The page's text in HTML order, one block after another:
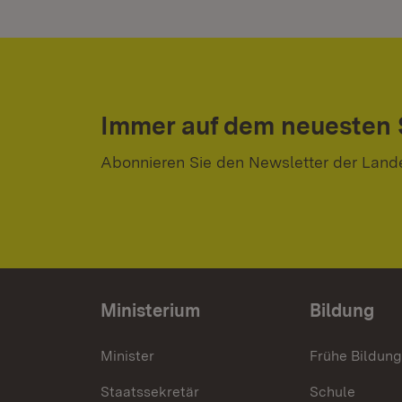
Immer auf dem neuesten
Abonnieren Sie den Newsletter der
Ministerium
Minister
Staatssekretär
Bildung
Frühe Bildung
Schule